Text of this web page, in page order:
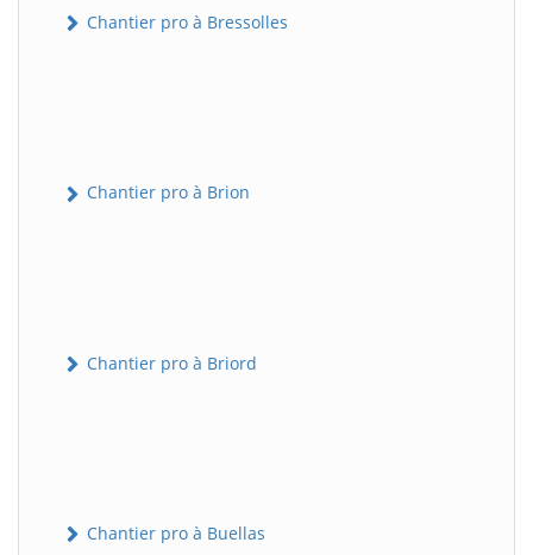
Chantier pro à Bressolles
Chantier pro à Brion
Chantier pro à Briord
Chantier pro à Buellas